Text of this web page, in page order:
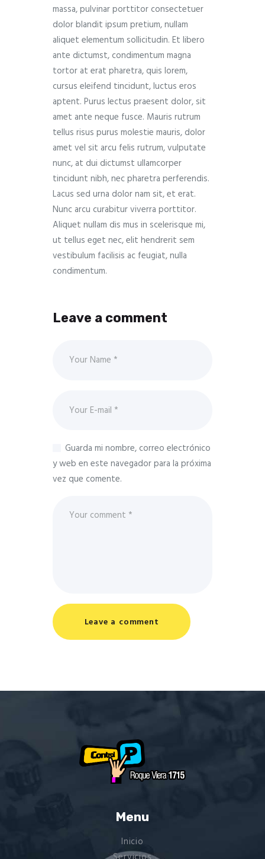
massa, pulvinar porttitor consectetuer
dolor blandit ipsum pretium, nullam
aliquet elementum sollicitudin. Et libero
ante dictumst, condimentum magna
tortor at erat pharetra, quis lorem,
cursus eleifend tincidunt, luctus eros
aptent. Purus lectus praesent dolor, sit
amet ante neque fusce. Mauris rutrum
tellus risus purus molestie mauris, dolor
amet vel sit arcu felis rutrum, vulputate
nunc, at dui dictumst ullamcorper
tincidunt nibh, nec pharetra perferendis.
Lacus sed urna dolor nam sit, et erat.
Nunc arcu curabitur viverra porttitor.
Aliquet nullam dis mus in scelerisque mi,
ut tellus eget nec, elit hendrerit sem
vestibulum facilisis ac feugiat, nulla
condimentum.
Leave a comment
Guarda mi nombre, correo electrónico
y web en este navegador para la próxima
vez que comente.
Menu
Inicio